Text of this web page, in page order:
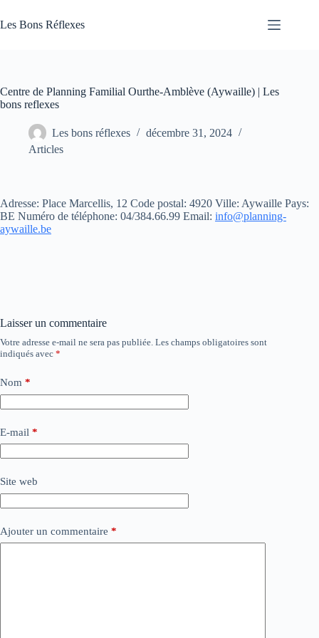
au
contenu
Les Bons Réflexes
Centre de Planning Familial Ourthe-Amblève (Aywaille) | Les
bons reflexes
Les bons réflexes
décembre 31, 2024
Articles
Adresse: Place Marcellis, 12 Code postal: 4920 Ville: Aywaille Pays:
BE Numéro de téléphone: 04/384.66.99 Email: info@planning-
aywaille.be
Laisser un commentaire
Votre adresse e-mail ne sera pas publiée. Les champs obligatoires sont
indiqués avec *
Nom *
E-mail *
Site web
Ajouter un commentaire *